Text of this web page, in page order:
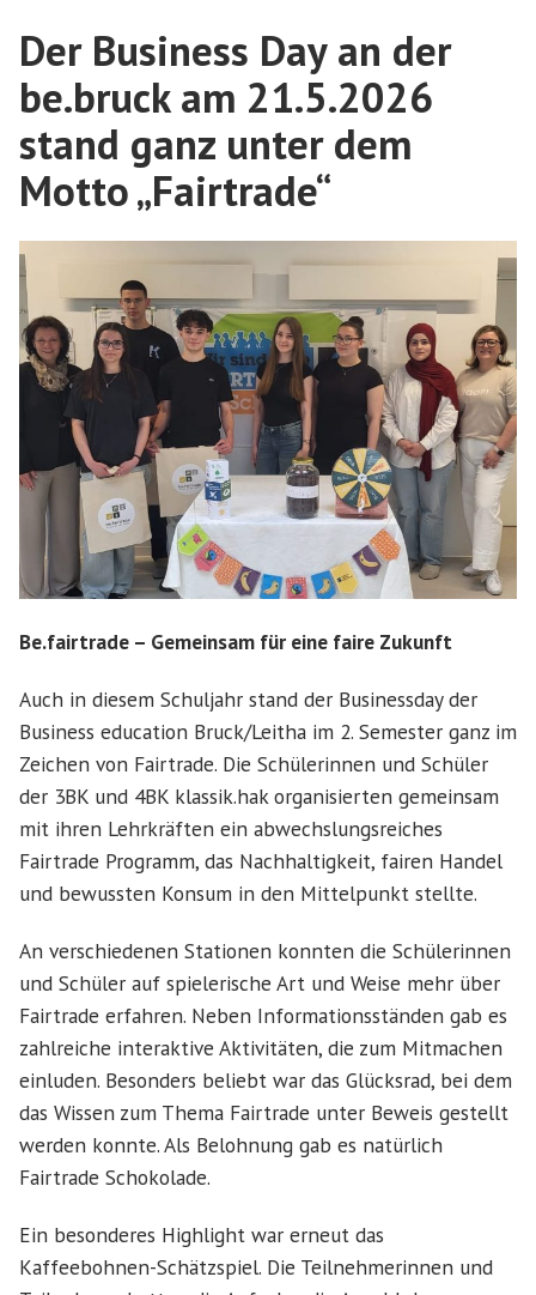
Der Business Day an der
be.bruck am 21.5.2026
stand ganz unter dem
Motto „Fairtrade“
Be.fairtrade – Gemeinsam für eine faire Zukunft
Auch in diesem Schuljahr stand der Businessday der
Business education Bruck/Leitha im 2. Semester ganz im
Zeichen von Fairtrade. Die Schülerinnen und Schüler
der 3BK und 4BK klassik.hak organisierten gemeinsam
mit ihren Lehrkräften ein abwechslungsreiches
Fairtrade Programm, das Nachhaltigkeit, fairen Handel
und bewussten Konsum in den Mittelpunkt stellte.
An verschiedenen Stationen konnten die Schülerinnen
und Schüler auf spielerische Art und Weise mehr über
Fairtrade erfahren. Neben Informationsständen gab es
zahlreiche interaktive Aktivitäten, die zum Mitmachen
einluden. Besonders beliebt war das Glücksrad, bei dem
das Wissen zum Thema Fairtrade unter Beweis gestellt
werden konnte. Als Belohnung gab es natürlich
Fairtrade Schokolade.
Ein besonderes Highlight war erneut das
Kaffeebohnen-Schätzspiel. Die Teilnehmerinnen und